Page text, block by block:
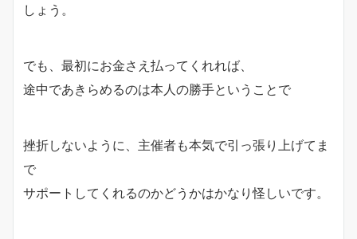
しょう。
でも、最初にお金さえ払ってくれれば、
途中であきらめるのは本人の勝手ということで
挫折しないように、主催者も本気で引っ張り上げてま
で
サポートしてくれるのかどうかはかなり怪しいです。